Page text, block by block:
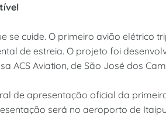
se cuide. O primeiro avião elétrico
de estreia. O projeto foi
ACS Aviation, de São José dos
de apresentação oficial da
será no aeroporto de